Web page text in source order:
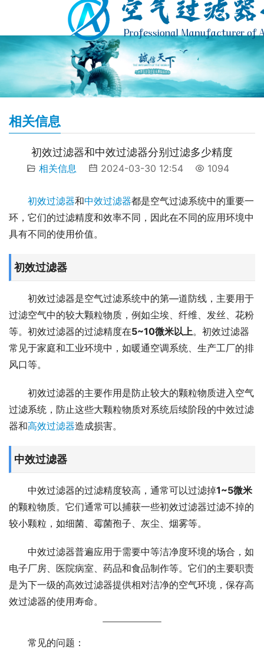
相关信息
初效过滤器和中效过滤器分别过滤多少精度
相关信息 2024-03-30 12:54 1094
初效过滤器和中效过滤器都是空气过滤系统中的重要一
环，它们的过滤精度和效率不同，因此在不同的应用环境中
具有不同的使用价值。
初效过滤器
初效过滤器是空气过滤系统中的第—道防线，主要用于
过滤空气中的较大颗粒物质，例如尘埃、纤维、发丝、花粉
等。初效过滤器的过滤精度在5~10微米以上。初效过滤器
常见于家庭和工业环境中，如暖通空调系统、生产工厂的排
风口等。
初效过滤器的主要作用是防止较大的颗粒物质进入空气
过滤系统，防止这些大颗粒物质对系统后续阶段的中效过滤
器和高效过滤器造成损害。
中效过滤器
中效过滤器的过滤精度较高，通常可以过滤掉1~5微米
的颗粒物质。它们通常可以捕获一些初效过滤器过滤不掉的
较小颗粒，如细菌、霉菌孢子、灰尘、烟雾等。
中效过滤器普遍应用于需要中等洁净度环境的场合，如
电子厂房、医院病室、药品和食品制作等。它们的主要职责
是为下一级的高效过滤器提供相对洁净的空气环境，保存高
效过滤器的使用寿命。
常见的问题：